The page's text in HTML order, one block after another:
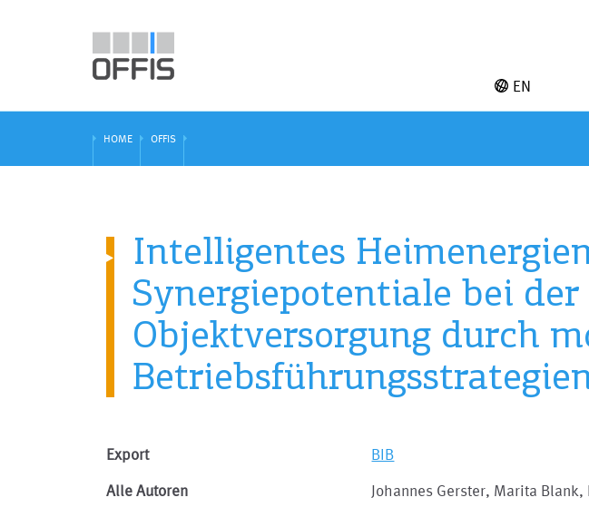
EN
HOME OFFIS
Intelligentes
Synergiepotentiale bei
Objektversorgung durch
Export BIB
Alle Autoren Johannes Gerster, Marita